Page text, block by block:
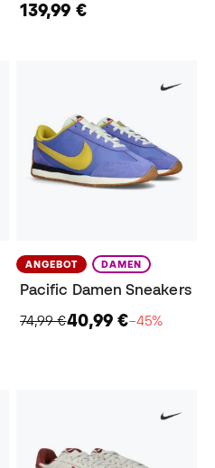
139,99 €
ANGEBOT DAMEN
Pacific Damen Sneakers
74,99 €40,99 €−45%